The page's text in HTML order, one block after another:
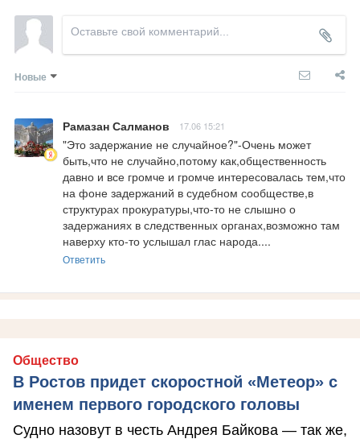
Новые
Рамазан Салманов 17.06 15:21
"Это задержание не случайное?"-Очень может
быть,что не случайно,потому как,общественность
давно и все громче и громче интересовалась тем,что
на фоне задержаний в судебном сообществе,в
структурах прокуратуры,что-то не слышно о
задержаниях в следственных органах,возможно там
наверху кто-то услышал глас народа....
Ответить
Общество
В Ростов придет скоростной «Метеор» с
именем первого городского головы
Судно назовут в честь Андрея Байкова — так же,